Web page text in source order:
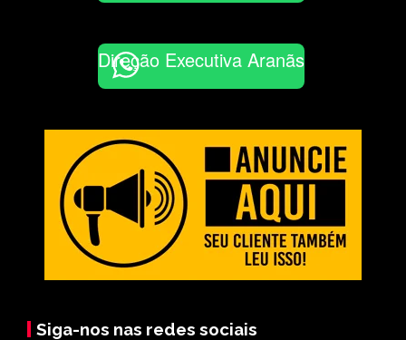
Direção Executiva Aranãs
Siga-nos nas redes sociais